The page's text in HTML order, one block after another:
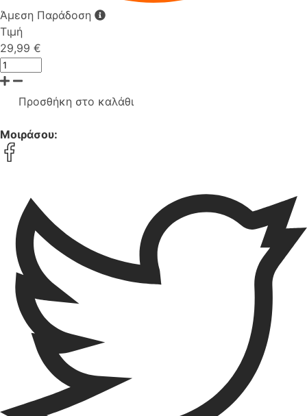
Άμεση Παράδοση
Τιμή
29,99 €
Προσθήκη στο καλάθι
Μοιράσου: